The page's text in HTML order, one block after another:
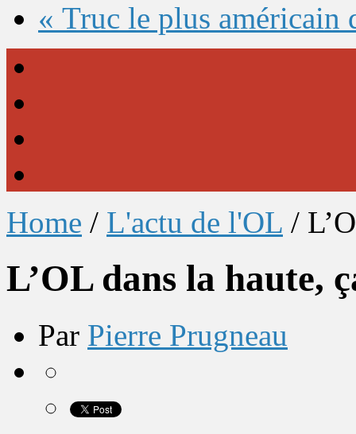
« Truc le plus américain
Home / L'actu de l'OL /
L’OL dans la haute,
Par Pierre Prugneau